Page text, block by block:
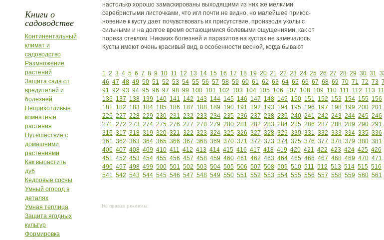
Книги о
садоводстве
Континентальный
климат и
садоводство
Размножение
растений
Защита сада от
вредителей и
болезней
Неприхотливые
комнатные
растения
Путешествие с
домашними
растениями
Как вырастить
дуб
Кедровые сосны
Умный огород в
деталях
Умная теплица
Защита ягодных
культур
Формировка
настолько хорошо замаскированы выходящими из них же мелкими
серебристыми листочками, что игл почти не видно, но малейшее прикос-
новение к кусту дает почувствовать их присутствие, производя уколы с
сильными и на долгое время остающимися болевыми ощущениями, как от
пореза стеклом. Никаких болезней и паразитов на кустах не замечалось.
Кусты имеют очень красивый вид, в особенности весной, когда бывают
1 2 3 4 5 6 7 8 9 10 11 12 13 14 15 16 17 18 19 20 21 22 23 24 25 26 27 28 29 30 31
46 47 48 49 50 51 52 53 54 55 56 57 58 59 60 61 62 63 64 65 66 67 68 69 70 71 72 73
91 92 93 94 95 96 97 98 99 100 101 102 103 104 105 106 107 108 109 110 111 112 113
136 137 138 139 140 141 142 143 144 145 146 147 148 149 150 151 152 153 154 155 156
181 182 183 184 185 186 187 188 189 190 191 192 193 194 195 196 197 198 199 200 201
226 227 228 229 230 231 232 233 234 235 236 237 238 239 240 241 242 243 244 245 246
271 272 273 274 275 276 277 278 279 280 281 282 283 284 285 286 287 288 289 290 291
316 317 318 319 320 321 322 323 324 325 326 327 328 329 330 331 332 333 334 335 336
361 362 363 364 365 366 367 368 369 370 371 372 373 374 375 376 377 378 379 380 381
406 407 408 409 410 411 412 413 414 415 416 417 418 419 420 421 422 423 424 425 426
451 452 453 454 455 456 457 458 459 460 461 462 463 464 465 466 467 468 469 470 471
496 497 498 499 500 501 502 503 504 505 506 507 508 509 510 511 512 513 514 515 516
541 542 543 544 545 546 547 548 549 550 551 552 553 554 555 556 557 558 559 560 561
На правах рекламы: